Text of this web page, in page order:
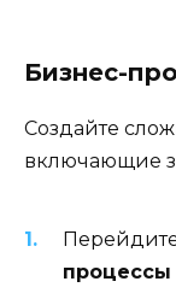
Бизнес-
Создайте
включающие
процессы